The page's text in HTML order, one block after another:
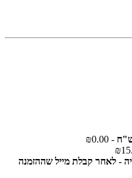
- ₪0.00
( החושלים 3 הרצליה - לאחר קבלת מייל שההזמנה